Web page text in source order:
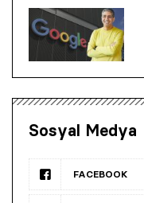
Sosyal Medya
FACEBOOK